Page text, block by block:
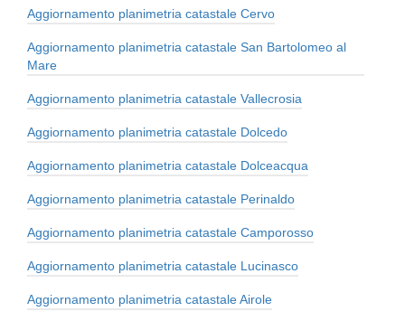
Aggiornamento planimetria catastale Cervo
Aggiornamento planimetria catastale San Bartolomeo al
Mare
Aggiornamento planimetria catastale Vallecrosia
Aggiornamento planimetria catastale Dolcedo
Aggiornamento planimetria catastale Dolceacqua
Aggiornamento planimetria catastale Perinaldo
Aggiornamento planimetria catastale Camporosso
Aggiornamento planimetria catastale Lucinasco
Aggiornamento planimetria catastale Airole